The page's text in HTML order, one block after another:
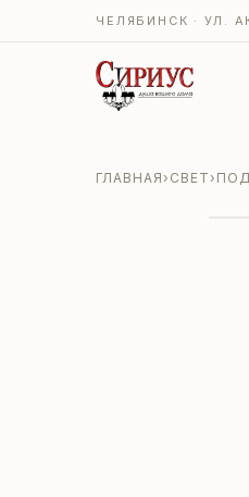
ЧЕЛЯБИНСК · УЛ.
ГЛАВНАЯ› СВЕТ›